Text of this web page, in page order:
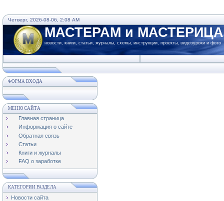
Четверг, 2026-08-06, 2:08 AM
МАСТЕРАМ и
новости, книги, статьи, журналы, схемы, инструкции, проекты, видеоуроки и фото
ФОРМА ВХОДА
МЕНЮ САЙТА
Главная страница
Информация о сайте
Обратная связь
Статьи
Книги и журналы
FAQ о заработке
КАТЕГОРИИ РАЗДЕЛА
Новости сайта